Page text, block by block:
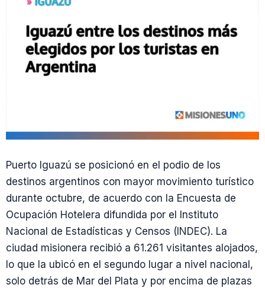
Puerto Iguazú se posicionó en el podio de los
destinos argentinos con mayor movimiento turístico
durante octubre, de acuerdo con la Encuesta de
Ocupación Hotelera difundida por el Instituto
Nacional de Estadísticas y Censos (INDEC). La
ciudad misionera recibió a 61.261 visitantes alojados,
lo que la ubicó en el segundo lugar a nivel nacional,
solo detrás de Mar del Plata y por encima de plazas